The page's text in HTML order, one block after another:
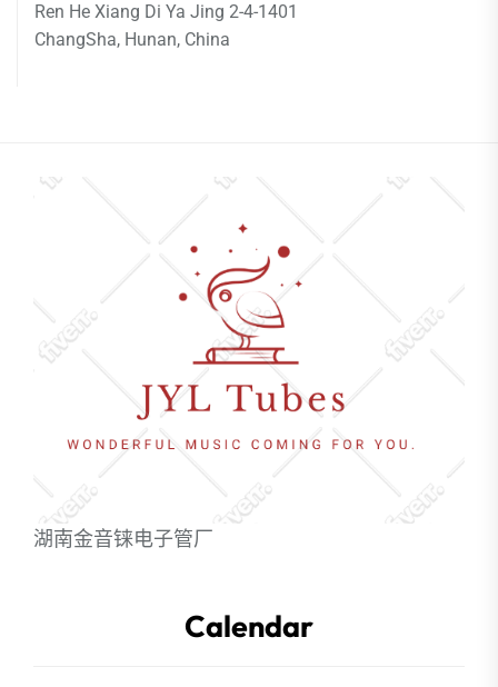
Ren He Xiang Di Ya Jing 2-4-1401
ChangSha, Hunan, China
湖南金音铼电子管厂
Calendar